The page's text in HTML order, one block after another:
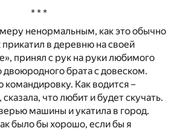
* * *
ненормальным, как это обычно
в деревню на своей
принял с рук на руки любимого
брата с довеском.
командировку. Как водится –
что любит и будет скучать.
машины и укатила в город.
было бы хорошо, если бы я